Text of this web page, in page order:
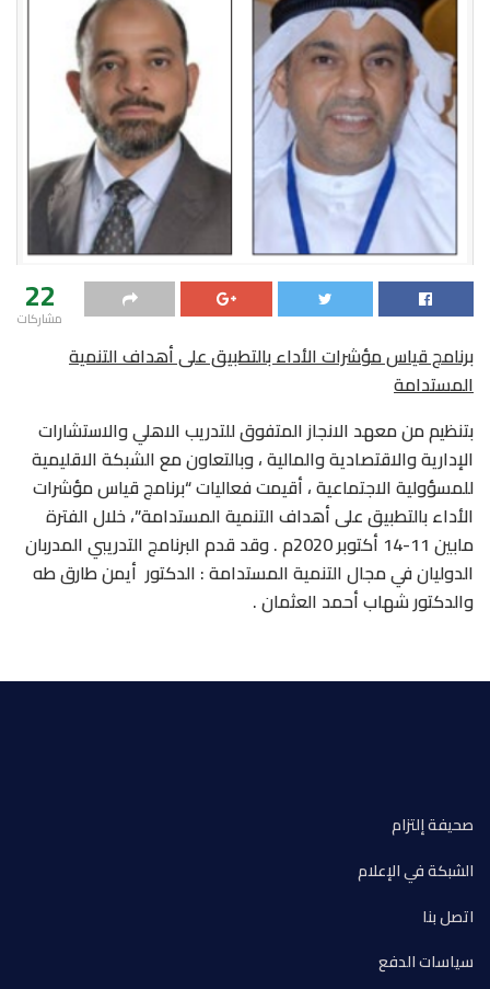
22
مشاركات
برنامج قياس مؤشرات الأداء بالتطبيق على أهداف التنمية
المستدامة
بتنظيم من معهد الانجاز المتفوق للتدريب الاهلي والاستشارات
الإدارية والاقتصادية والمالية ، وبالتعاون مع الشبكة الاقليمية
للمسؤولية الاجتماعية ، أقيمت فعاليات “برنامج قياس مؤشرات
الأداء بالتطبيق على أهداف التنمية المستدامة”، خلال الفترة
مابين 11-14 أكتوبر 2020م . وقد قدم البرنامج التدريبي المدربان
الدوليان في مجال التنمية المستدامة : الدكتور أيمن طارق طه
والدكتور شهاب أحمد العثمان .
صحيفة إلتزام
الشبكة في الإعلام
اتصل بنا
سياسات الدفع